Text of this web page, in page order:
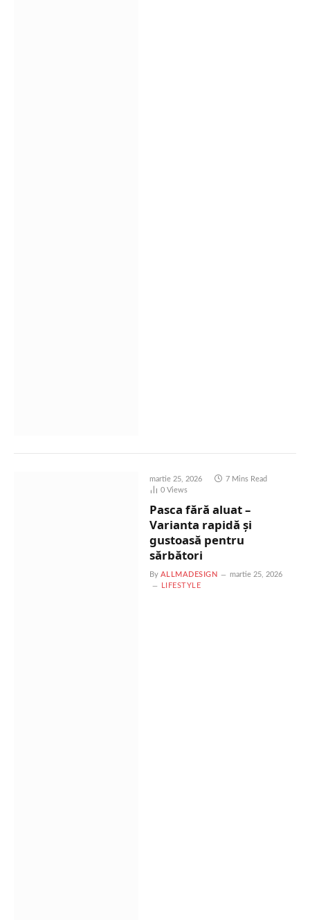
martie 25, 2026
7 Mins Read
0 Views
Pasca fără aluat –
Varianta rapidă și
gustoasă pentru
sărbători
By ALLMADESIGN
martie 25, 2026
LIFESTYLE